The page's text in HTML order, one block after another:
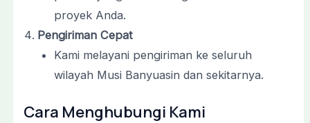
proyek Anda.
Pengiriman Cepat
Kami melayani pengiriman ke seluruh
wilayah Musi Banyuasin dan sekitarnya.
Cara Menghubungi Kami